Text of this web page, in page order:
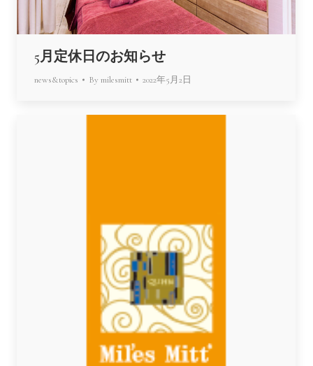
5月定休日のお知らせ
news&topics By milesmitt 2022年5月2日